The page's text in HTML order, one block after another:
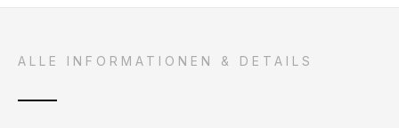
ALLE INFORMATIONEN & DETAILS